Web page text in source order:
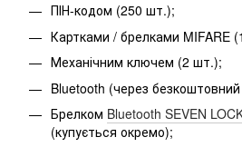
ПІН-кодом (250 шт.);
Картками / брелками MIFARE
Механічним ключем (2 шт.);
Bluetooth (через
Брелком Bluetooth SEVEN
(купується окремо);